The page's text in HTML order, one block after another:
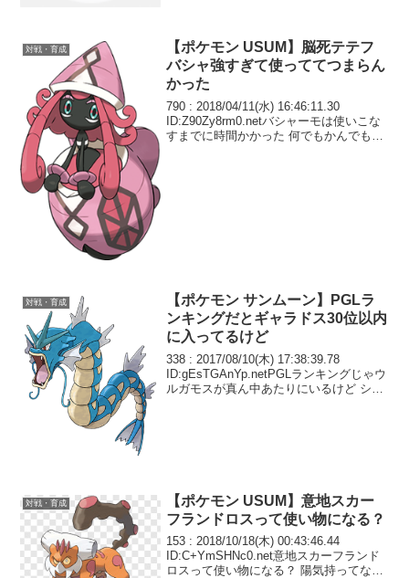
対戦・育成
【ポケモン USUM】脳死テテフ
バシャ強すぎて使っててつまらん
かった
790 : 2018/04/11(水) 16:46:11.30
ID:Z90Zy8rm0.netバシャーモは使いこな
すまでに時間かかった 何でもかんでも居
対戦・育成
【ポケモン サンムーン】PGLラ
ンキングだとギャラドス30位以内
に入ってるけど
338 : 2017/08/10(木) 17:38:39.78
ID:gEsTGAnYp.netPGLランキングじゃウ
ルガモスが真ん中あたりにいるけど シー
対戦・育成
【ポケモン USUM】意地スカー
フランドロスって使い物になる？
153 : 2018/10/18(木) 00:43:46.44
ID:C+YmSHNc0.net意地スカーフランド
ロスって使い物になる？ 陽気持ってない